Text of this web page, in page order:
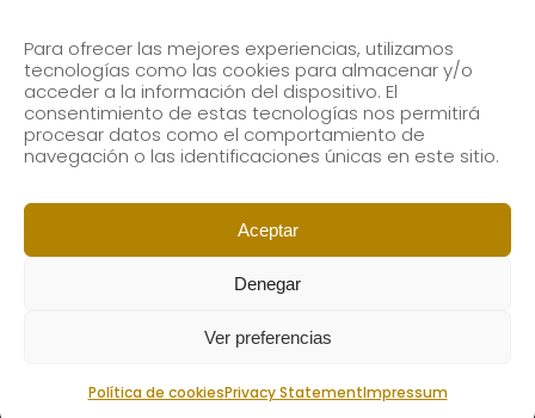
Para ofrecer las mejores experiencias, utilizamos
tecnologías como las cookies para almacenar y/o
acceder a la información del dispositivo. El
consentimiento de estas tecnologías nos permitirá
procesar datos como el comportamiento de
navegación o las identificaciones únicas en este sitio.
Aceptar
Denegar
Ver preferencias
Política de cookiesPrivacy StatementImpressum
Subscribe to our newsletter to receive our news by
email.